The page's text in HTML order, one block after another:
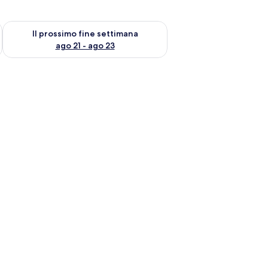
ago 14 - ago 16
Il prossimo fine settimana
ago 21 - ago 23
Verifica la disponibilità per il prossimo fine settimana, ago 21
e una cabina doccia in vetro.